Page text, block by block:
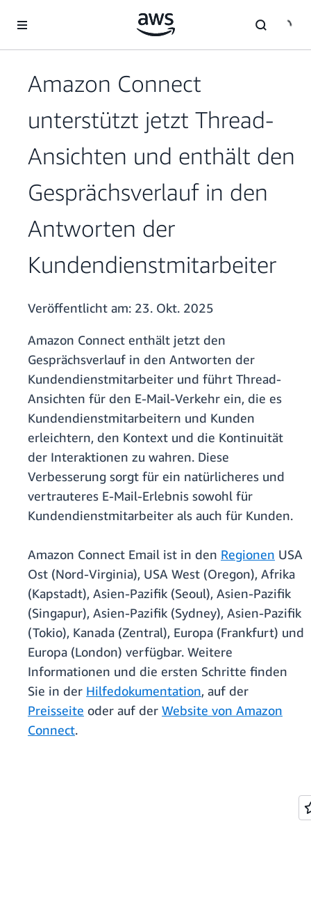
Überspringen zum Hauptinhalt
Amazon Connect
unterstützt jetzt Thread-
Ansichten und enthält den
Gesprächsverlauf in den
Antworten der
Kundendienstmitarbeiter
Veröffentlicht am: 23. Okt. 2025
Amazon Connect enthält jetzt den
Gesprächsverlauf in den Antworten der
Kundendienstmitarbeiter und führt Thread-
Ansichten für den E-Mail-Verkehr ein, die es
Kundendienstmitarbeitern und Kunden
erleichtern, den Kontext und die Kontinuität
der Interaktionen zu wahren. Diese
Verbesserung sorgt für ein natürlicheres und
vertrauteres E-Mail-Erlebnis sowohl für
Kundendienstmitarbeiter als auch für Kunden.
Amazon Connect Email ist in den Regionen USA
Ost (Nord-Virginia), USA West (Oregon), Afrika
(Kapstadt), Asien-Pazifik (Seoul), Asien-Pazifik
(Singapur), Asien-Pazifik (Sydney), Asien-Pazifik
(Tokio), Kanada (Zentral), Europa (Frankfurt) und
Europa (London) verfügbar. Weitere
Informationen und die ersten Schritte finden
Sie in der Hilfedokumentation, auf der
Preisseite oder auf der Website von Amazon
Connect.